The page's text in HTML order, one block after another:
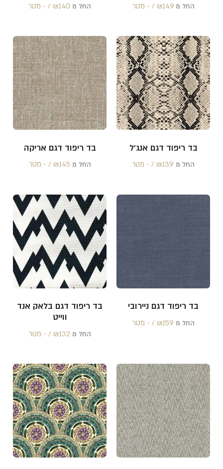
החל מ ₪149 /‏‏‎ ‎- מטר החל מ ₪140 /‏‏‎ ‎- מטר
בד ריפוד דגם אנג'ל
החל מ ₪139 /‏‏‎ ‎- מטר
בד ריפוד דגם אריקה
החל מ ₪145 /‏‏‎ ‎- מטר
בד ריפוד דגם ניירובי
החל מ ₪159 /‏‏‎ ‎- מטר
בד ריפוד דגם בלאק אנד
ווייט
החל מ ₪132 /‏‏‎ ‎- מטר